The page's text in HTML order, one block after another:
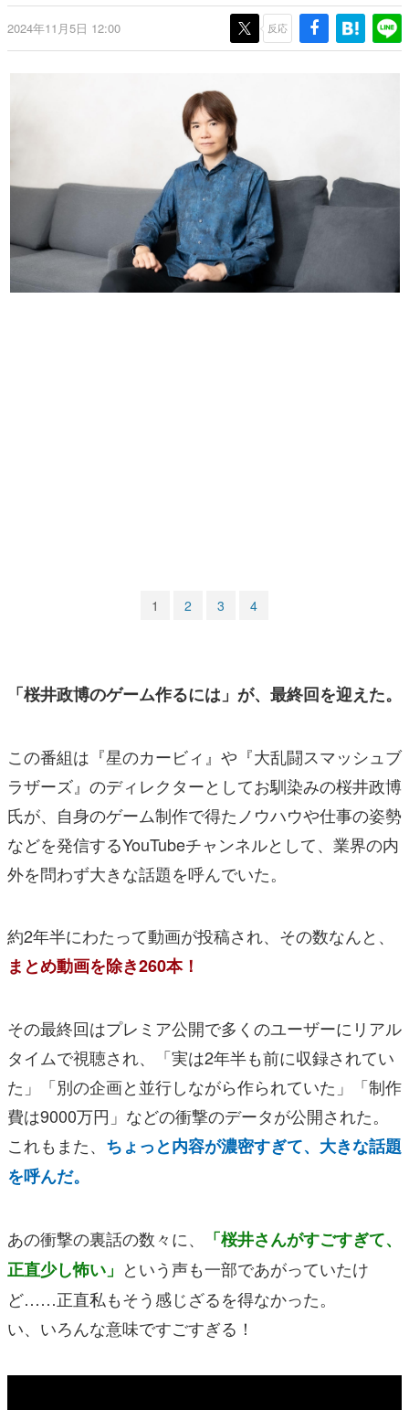
ゲーム世代の作家たち
ゲームに多大な影響を受けた作家さんに取材し、ゲームが
日本のコンテンツ産業やカルチャーに与えた影響を探る企
画です。
日本のモバイルゲーム史における主要なトピック・タイト
ルを網羅するほか、開発者へのインタビューや識者による
解説を掲載。約20年の歴史が一望できる決定版！
若ゲのいたり〜ゲームクリエイターの青春〜
『うつヌケ』『ペンと箸』等で知られるマンガ家・田中圭
一先生によるゲーム業界レポートマンガです。
なんでゲームは面白い？
ゲーム開発者・hamatsu氏がゲームの魅力を画面や操作の
具体的な形から解き明かしていく、硬派で骨太な評論連載
です。
2024年11月5日 12:00 反応
1 2 3 4
「桜井政博のゲーム作るには」が、最終回を迎えた。
この番組は 『星のカービィ』や『大乱闘スマッシュブ
ラザーズ』 のディレクターとしてお馴染みの桜井政博
氏が、自身のゲーム制作で得たノウハウや仕事の姿勢
などを発信するYouTubeチャンネルとして、業界の内
外を問わず大きな話題を呼んでいた。
約2年半にわたって動画が投稿され、その数なんと、
まとめ動画を除き260本！
その最終回はプレミア公開で多くのユーザーにリアル
タイムで視聴され、「実は2年半も前に収録されてい
た」「別の企画と並行しながら作られていた」「制作
費は9000万円」などの衝撃のデータが公開された。
これもまた、 ちょっと内容が濃密すぎて、大きな話題
を呼んだ。
あの衝撃の裏話の数々に、
「桜井さんがすごすぎて、
正直少し怖い」 という声も一部であがっていたけ
ど……正直私もそう感じざるを得なかった。
い、いろんな意味ですごすぎる！